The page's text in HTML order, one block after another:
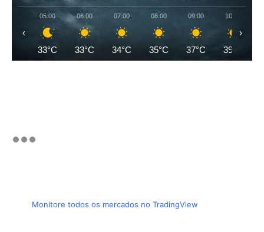
05:00
33°C
06:00
33°C
07:00
34°C
08:00
35°C
09:00
37°C
10:00
39°C
‹ ›
Monitore todos os mercados no TradingView